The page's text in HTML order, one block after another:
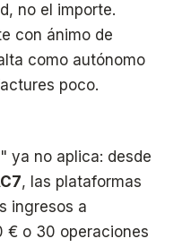
no el importe.
con ánimo de
como autónomo
poco.
ya no aplica: desde
, las plataformas
ingresos a
€ o 30 operaciones